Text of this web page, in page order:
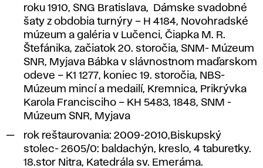
roku 1910, SNG Bratislava,
Dámske svadobné
šaty z obdobia turnýry – H 4184, Novohradské
múzeum a galéria v Lučenci, Čiapka M. R.
Štefánika, začiatok 20. storočia, SNM- Múzeum
SNR, Myjava Bábka v slávnostnom maďarskom
odeve – K1 1277, koniec 19. storočia, NBS-
Múzeum mincí a medailí, Kremnica, Prikrývka
Karola Francisciho – KH 5483, 1848, SNM -
Múzeum SNR, Myjava
rok reštaurovania: 2009-2010, Biskupský
stolec- 2605/0: baldachýn, kreslo, 4 taburetky.
18.stor Nitra, Katedrála sv. Emeráma.